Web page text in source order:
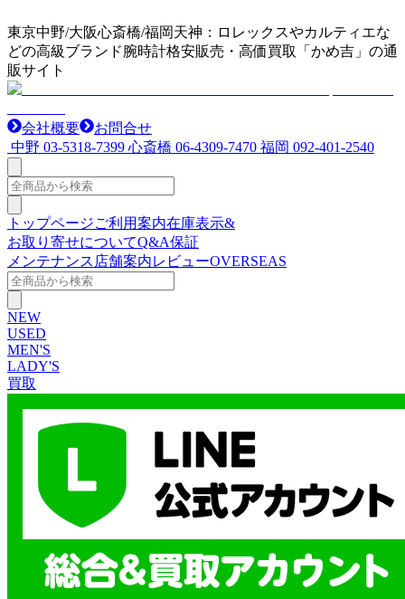
東京中野/大阪心斎橋/福岡天神：ロレックスやカルティエな
どの高級ブランド腕時計格安販売・高価買取「かめ吉」の通
販サイト
会社概要
お問合せ
中野 03-5318-7399 心斎橋 06-4309-7470 福岡 092-401-2540
トップページご利用案内在庫表示&
お取り寄せについてQ&A保証
メンテナンス 店舗案内レビューOVERSEAS
NEW
USED
MEN'S
LADY'S
買取